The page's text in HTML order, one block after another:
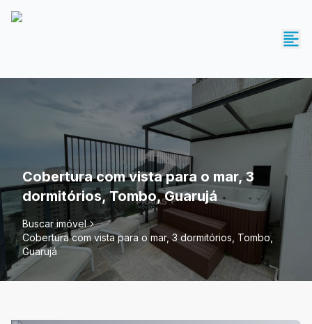
Cobertura com vista para o mar, 3
dormitórios, Tombo, Guarujá
Buscar imóvel
Cobertura com vista para o mar, 3 dormitórios, Tombo,
Guarujá